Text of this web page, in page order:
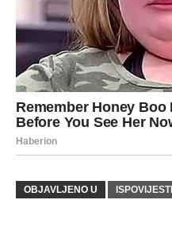
OBJAVLJENO U ISPOVIJESTI